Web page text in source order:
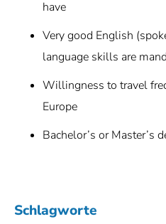
have
Very good English
language skills are
Willingness to travel
Europe
Bachelor’s or Master’s
Schlagworte